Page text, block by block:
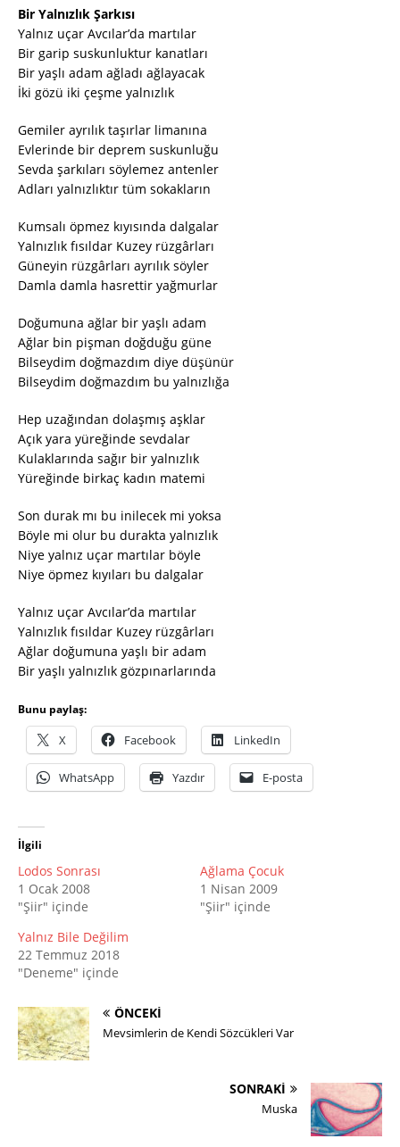
Bir Yalnızlık Şarkısı
Yalnız uçar Avcılar’da martılar
Bir garip suskunluktur kanatları
Bir yaşlı adam ağladı ağlayacak
İki gözü iki çeşme yalnızlık
Gemiler ayrılık taşırlar limanına
Evlerinde bir deprem suskunluğu
Sevda şarkıları söylemez antenler
Adları yalnızlıktır tüm sokakların
Kumsalı öpmez kıyısında dalgalar
Yalnızlık fısıldar Kuzey rüzgârları
Güneyin rüzgârları ayrılık söyler
Damla damla hasrettir yağmurlar
Doğumuna ağlar bir yaşlı adam
Ağlar bin pişman doğduğu güne
Bilseydim doğmazdım diye düşünür
Bilseydim doğmazdım bu yalnızlığa
Hep uzağından dolaşmış aşklar
Açık yara yüreğinde sevdalar
Kulaklarında sağır bir yalnızlık
Yüreğinde birkaç kadın matemi
Son durak mı bu inilecek mi yoksa
Böyle mi olur bu durakta yalnızlık
Niye yalnız uçar martılar böyle
Niye öpmez kıyıları bu dalgalar
Yalnız uçar Avcılar’da martılar
Yalnızlık fısıldar Kuzey rüzgârları
Ağlar doğumuna yaşlı bir adam
Bir yaşlı yalnızlık gözpınarlarında
Bunu paylaş:
X Facebook LinkedIn
WhatsApp Yazdır E-posta
İlgili
Lodos Sonrası
1 Ocak 2008
"Şiir" içinde
Ağlama Çocuk
1 Nisan 2009
"Şiir" içinde
Yalnız Bile Değilim
22 Temmuz 2018
"Deneme" içinde
ÖNCEKI
Mevsimlerin de Kendi Sözcükleri Var
SONRAKI
Muska